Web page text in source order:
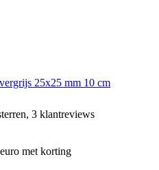
25x25 mm 10 cm
3 klantreviews
met korting